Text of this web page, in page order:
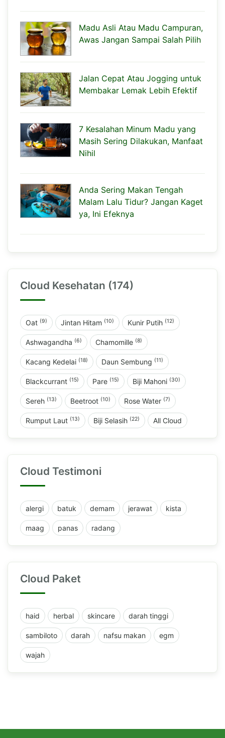
Madu Asli Atau Madu Campuran,
Awas Jangan Sampai Salah Pilih
Jalan Cepat Atau Jogging untuk
Membakar Lemak Lebih Efektif
7 Kesalahan Minum Madu yang
Masih Sering Dilakukan, Manfaat
Nihil
Anda Sering Makan Tengah
Malam Lalu Tidur? Jangan Kaget
ya, Ini Efeknya
Cloud Kesehatan (174)
Oat (9) Jintan Hitam (10) Kunir Putih (12)
Ashwagandha (6) Chamomille (8)
Kacang Kedelai (18) Daun Sembung (11)
Blackcurrant (15) Pare (15) Biji Mahoni (30)
Sereh (13) Beetroot (10) Rose Water (7)
Rumput Laut (13) Biji Selasih (22) All Cloud
Cloud Testimoni
alergi batuk demam jerawat kista
maag panas radang
Cloud Paket
haid herbal skincare darah tinggi
sambiloto darah nafsu makan egm
wajah